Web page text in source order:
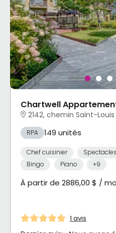
Chartwell
2142, chemin Saint-
RPA 149 unités
Chef cuisinier
Bingo
Piano +9
À partir de 2886,00 $ /
1 avis